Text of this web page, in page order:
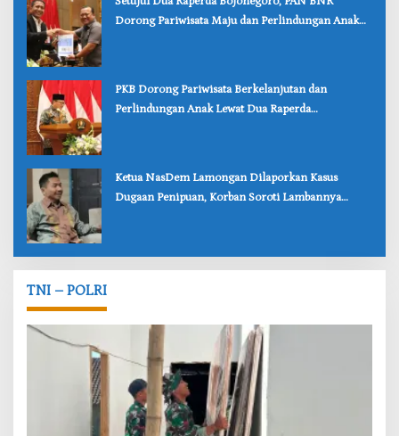
Dorong Pariwisata Maju dan Perlindungan Anak
‎PKB Dorong Pariwisata Berkelanjutan dan
Perlindungan Anak Lewat Dua Raperda
‎Ketua NasDem Lamongan Dilaporkan Kasus
Dugaan Penipuan, Korban Soroti Lambannya
TNI – POLRI